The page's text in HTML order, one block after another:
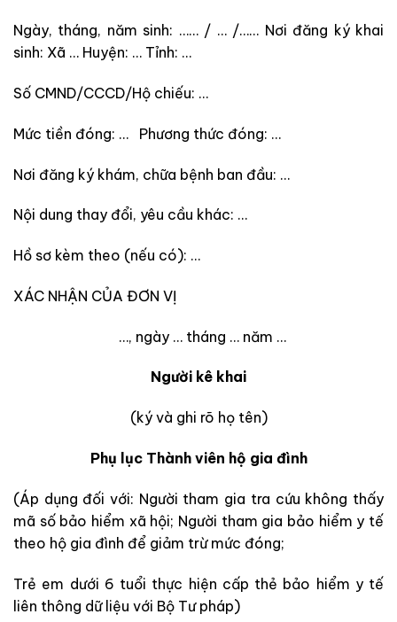
Ngày, tháng, năm sinh: …… / … /…… Nơi đăng ký khai
sinh: Xã … Huyện: … Tỉnh: …
Số CMND/CCCD/Hộ chiếu: …
Mức tiền đóng: … Phương thức đóng: …
Nơi đăng ký khám, chữa bệnh ban đầu: …
Nội dung thay đổi, yêu cầu khác: …
Hồ sơ kèm theo (nếu có): …
XÁC NHẬN CỦA ĐƠN VỊ
…, ngày … tháng … năm …
Người kê khai
(ký và ghi rõ họ tên)
Phụ lục Thành viên hộ gia đình
(Áp dụng đối với: Người tham gia tra cứu không thấy
mã số bảo hiểm xã hội; Người tham gia bảo hiểm y tế
theo hộ gia đình để giảm trừ mức đóng;
Trẻ em dưới 6 tuổi thực hiện cấp thẻ bảo hiểm y tế
liên thông dữ liệu với Bộ Tư pháp)